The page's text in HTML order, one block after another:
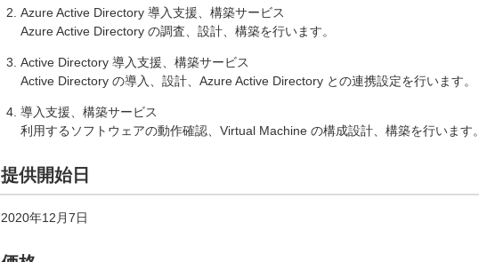
Azure Active Directory 導入支援、構築サービス
Azure Active Directory の調査、設計、構築を行います。
Active Directory 導入支援、構築サービス
Active Directory の導入、設計、Azure Active Directory との連携設定を行います。
導入支援、構築サービス
利用するソフトウェアの動作確認、Virtual Machine の構成設計、構築を行います。
提供開始日
2020年12月7日